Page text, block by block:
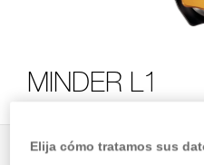
MINDER L1
Todos los contenidos
Elija cómo tratamos sus